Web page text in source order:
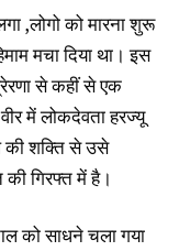
,लोगो को मारना शुरू
मचा दिया था। इस
से कहीं से एक
में लोकदेवता हरज्यू
की शक्ति से उसे
की गिरफ्त में है।
को साधने चला गया